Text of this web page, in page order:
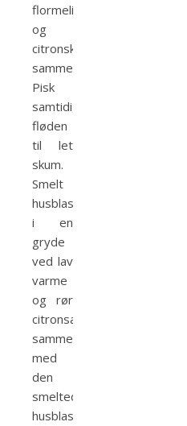
flormelis
og
citronskal
sammen.
Pisk
samtidig
fløden
til let
skum.
Smelt
husblas
i en
gryde
ved lav
varme
og rør
citronsaften
sammen
med
den
smeltede
husblas.